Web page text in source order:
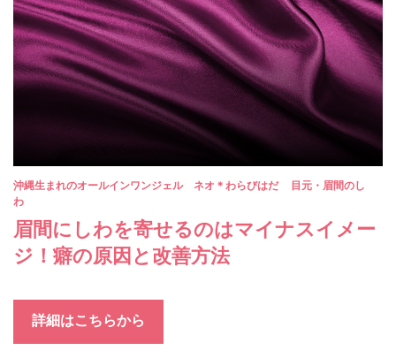
沖縄生まれのオールインワンジェル ネオ＊わらびはだ
目元・眉間のし
わ
眉間にしわを寄せるのはマイナスイメー
ジ！癖の原因と改善方法
詳細はこちらから